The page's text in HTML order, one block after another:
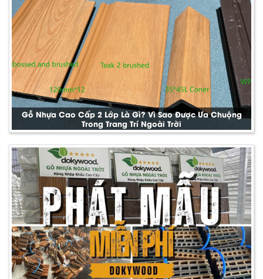
Gỗ Nhựa Cao Cấp 2 Lớp Là Gì? Vì Sao Được Ưa Chuộng
Trong Trang Trí Ngoài Trời